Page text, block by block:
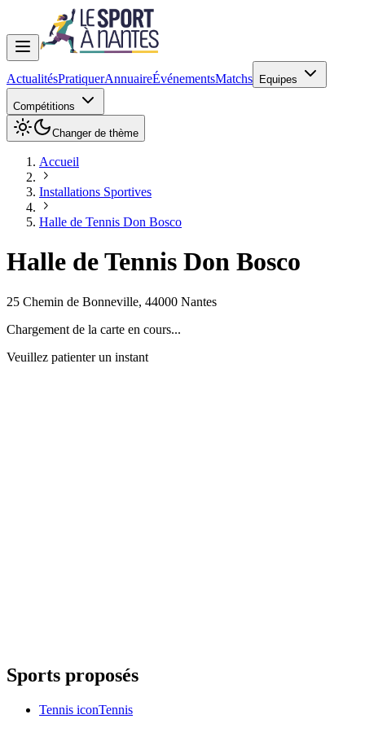
ActualitésPratiquerAnnuaireÉvénementsMatchs Equipes
Compétitions
Changer de thème
Accueil
Installations Sportives
Halle de Tennis Don Bosco
Halle de Tennis Don Bosco
25 Chemin de Bonneville, 44000 Nantes
Chargement de la carte en cours...
Veuillez patienter un instant
Sports proposés
Tennis iconTennis